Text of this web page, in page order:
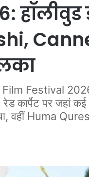
हॉलीवुड
Festival 2026 में
रेड कार्पेट पर जहां
वहीं Huma